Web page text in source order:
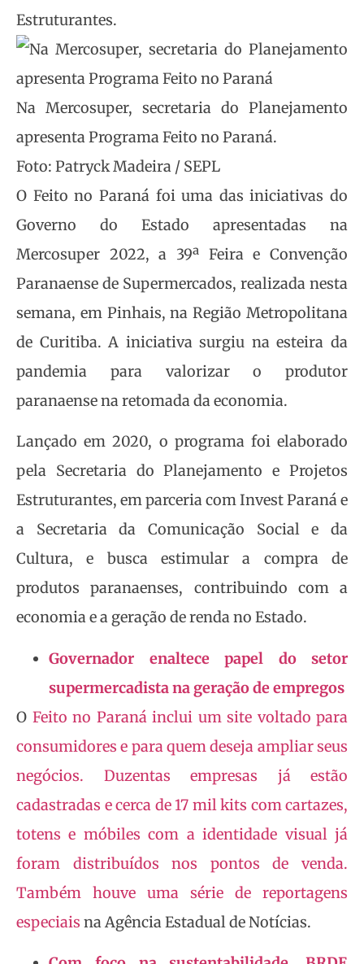
Estruturantes.
Na Mercosuper, secretaria do Planejamento
apresenta Programa Feito no Paraná.
Foto: Patryck Madeira / SEPL
O Feito no Paraná foi uma das iniciativas do
Governo do Estado apresentadas na
Mercosuper 2022, a 39ª Feira e Convenção
Paranaense de Supermercados, realizada nesta
semana, em Pinhais, na Região Metropolitana
de Curitiba. A iniciativa surgiu na esteira da
pandemia para valorizar o produtor
paranaense na retomada da economia.
Lançado em 2020, o programa foi elaborado
pela Secretaria do Planejamento e Projetos
Estruturantes, em parceria com Invest Paraná e
a Secretaria da Comunicação Social e da
Cultura, e busca estimular a compra de
produtos paranaenses, contribuindo com a
economia e a geração de renda no Estado.
Governador enaltece papel do setor
supermercadista na geração de empregos
O Feito no Paranáinclui um site voltado para
consumidores e para quem deseja ampliar seus
negócios. Duzentas empresas já estão
cadastradas e cerca de 17 mil kits com cartazes,
totens e móbiles com a identidade visual já
foram distribuídos nos pontos de venda.
Também houve uma série de reportagens
especiais na Agência Estadual de Notícias.